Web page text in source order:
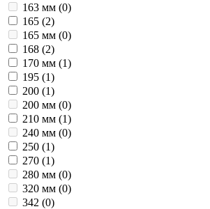
163 мм (0)
165 (2)
165 мм (0)
168 (2)
170 мм (1)
195 (1)
200 (1)
200 мм (0)
210 мм (1)
240 мм (0)
250 (1)
270 (1)
280 мм (0)
320 мм (0)
342 (0)